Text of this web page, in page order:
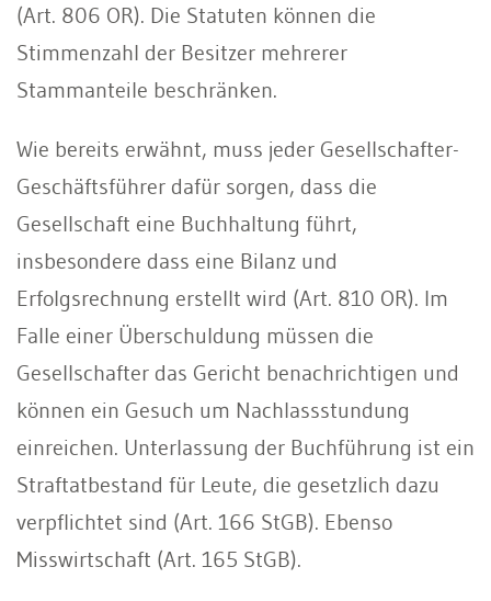
(Art. 806 OR). Die Statuten können die
Stimmenzahl der Besitzer mehrerer
Stammanteile beschränken.
Wie bereits erwähnt, muss jeder Gesellschafter-
Geschäftsführer dafür sorgen, dass die
Gesellschaft eine Buchhaltung führt,
insbesondere dass eine Bilanz und
Erfolgsrechnung erstellt wird (Art. 810 OR). Im
Falle einer Überschuldung müssen die
Gesellschafter das Gericht benachrichtigen und
können ein Gesuch um Nachlassstundung
einreichen. Unterlassung der Buchführung ist ein
Straftatbestand für Leute, die gesetzlich dazu
verpflichtet sind (Art. 166 StGB). Ebenso
Misswirtschaft (Art. 165 StGB).